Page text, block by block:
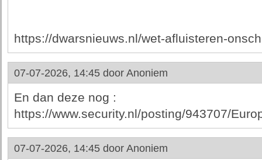
https://dwarsnieuws.nl/wet-afluisteren-
07-07-2026, 14:45 door Anoniem
En dan deze nog :
https://www.security.nl/posting/943707/
07-07-2026, 14:45 door Anoniem